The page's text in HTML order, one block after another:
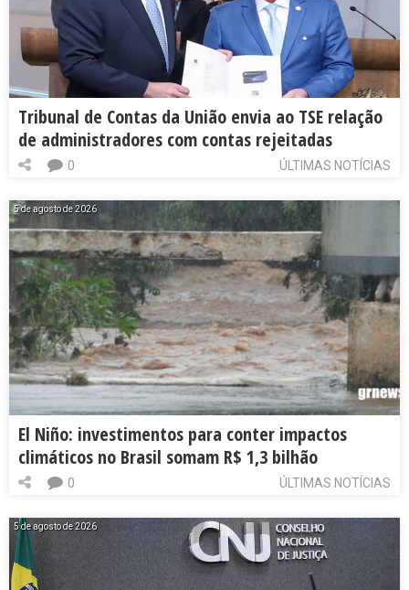
Tribunal de Contas da União envia ao TSE relação
de administradores com contas rejeitadas
ÚLTIMAS NOTÍCIAS
0
5 de agosto de 2026
El Niño: investimentos para conter impactos
climáticos no Brasil somam R$ 1,3 bilhão
ÚLTIMAS NOTÍCIAS
0
5 de agosto de 2026